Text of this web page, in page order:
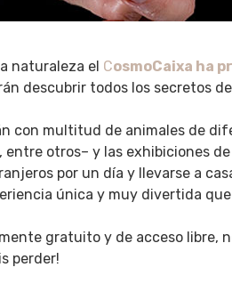
naturaleza el CosmoCaixa ha
descubrir todos los secretos
con multitud de animales de
otros– y las exhibiciones
por un día y llevarse a
única y muy divertida
gratuito y de acceso libre,
perder!